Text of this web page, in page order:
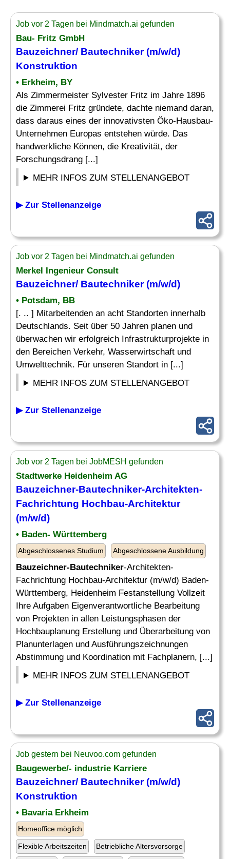
Job vor 2 Tagen bei Mindmatch.ai gefunden
Bau- Fritz GmbH
Bauzeichner/ Bautechniker(m/w/d)
Konstruktion
• Erkheim, BY
Als Zimmermeister Sylvester Fritz im Jahre 1896
die Zimmerei Fritz gründete, dachte niemand daran,
dass daraus eines der innovativsten Öko-Hausbau-
Unternehmen Europas entstehen würde. Das
handwerkliche Können, die Kreativität, der
Forschungsdrang [...]
MEHR INFOS ZUM STELLENANGEBOT
▶ Zur Stellenanzeige
Job vor 2 Tagen bei Mindmatch.ai gefunden
Merkel Ingenieur Consult
Bauzeichner/ Bautechniker(m/w/d)
• Potsdam, BB
[. .. ] Mitarbeitenden an acht Standorten innerhalb
Deutschlands. Seit über 50 Jahren planen und
überwachen wir erfolgreich Infrastrukturprojekte in
den Bereichen Verkehr, Wasserwirtschaft und
Umwelttechnik. Für unseren Standort in [...]
MEHR INFOS ZUM STELLENANGEBOT
▶ Zur Stellenanzeige
Job vor 2 Tagen bei JobMESH gefunden
Stadtwerke Heidenheim AG
Bauzeichner-Bautechniker-Architekten-
Fachrichtung Hochbau-Architektur
(m/w/d)
• Baden- Württemberg
Abgeschlossenes Studium Abgeschlossene Ausbildung
Bauzeichner-Bautechniker-Architekten-
Fachrichtung Hochbau-Architektur (m/w/d) Baden-
Württemberg, Heidenheim Festanstellung Vollzeit
Ihre Aufgaben Eigenverantwortliche Bearbeitung
von Projekten in allen Leistungsphasen der
Hochbauplanung Erstellung und Überarbeitung von
Planunterlagen und Ausführungszeichnungen
Abstimmung und Koordination mit Fachplanern, [...]
MEHR INFOS ZUM STELLENANGEBOT
▶ Zur Stellenanzeige
Job gestern bei Neuvoo.com gefunden
Baugewerbe/- industrie Karriere
Bauzeichner/ Bautechniker(m/w/d)
Konstruktion
• Bavaria Erkheim
Homeoffice möglich
Flexible Arbeitszeiten Betriebliche Altersvorsorge